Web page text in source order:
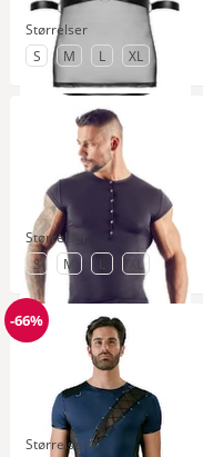
Størrelser
til Størrelse
S til Størrelse
M til Størrelse
L til Størrelse
XL
Størrelser
til Størrelse
S til Størrelse
M til Størrelse
L til Størrelse
XL
Rabat
-66%
Størrelser